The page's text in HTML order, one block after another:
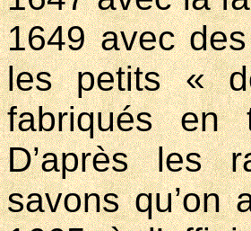
1649 avec
les petits «
fabriqués en
D’après les
savons qu’on